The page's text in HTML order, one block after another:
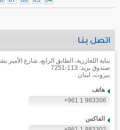
اتصل بنا
بناية اللعازرية، الطابق الرابع، شارع الأمير
صندوق بريد: 113-7251
بيروت، لبنان
هاتف
+961 1 983306
الفاكس